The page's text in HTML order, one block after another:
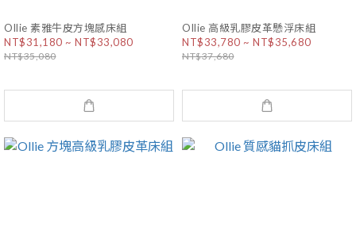
Ollie 素雅牛皮方塊感床組
NT$31,180 ~ NT$33,080
NT$35,080
Ollie 高級乳膠皮革懸浮床組
NT$33,780 ~ NT$35,680
NT$37,680